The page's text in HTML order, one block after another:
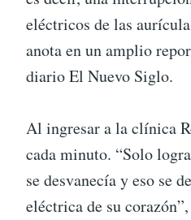
eléctricos de las
anota en un amplio
diario El Nuevo Siglo.
Al ingresar a la clínica
cada minuto. “Solo
se desvanecía y eso se
eléctrica de su